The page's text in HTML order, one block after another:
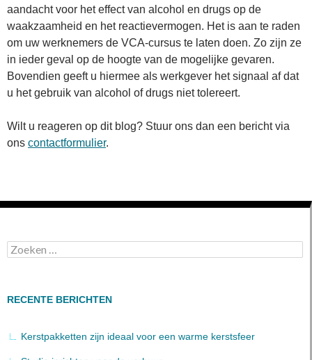
aandacht voor het effect van alcohol en drugs op de
waakzaamheid en het reactievermogen. Het is aan te raden
om uw werknemers de VCA-cursus te laten doen. Zo zijn ze
in ieder geval op de hoogte van de mogelijke gevaren.
Bovendien geeft u hiermee als werkgever het signaal af dat
u het gebruik van alcohol of drugs niet tolereert.
Wilt u reageren op dit blog? Stuur ons dan een bericht via
ons contactformulier.
Zoeken
naar:
RECENTE BERICHTEN
Kerstpakketten zijn ideaal voor een warme kerstsfeer